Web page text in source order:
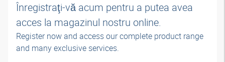
Înregistraţi-vă acum pentru a putea avea
acces la magazinul nostru online.
Register now and access our complete product range
and many exclusive services.